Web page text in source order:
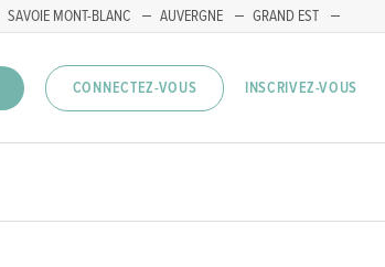
SAVOIE MONT-BLANC AUVERGNE
GRAND EST
CONNECTEZ-VOUS INSCRIVEZ-VOUS